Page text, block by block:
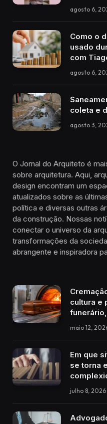
agosto 6,
Como o
usado
com
agosto 6,
coleta e
agosto 3,
O Jornal do Arquiteto é
sobre arquitetura. Aqui,
design encontram um
atualizados sobre as
política e diversas outras
da construção. Nossas
conectar o universo da
transformações da
abrangente e inspiradora
cultura e
maio 12,
Em que
se torna
julho 8, 2026